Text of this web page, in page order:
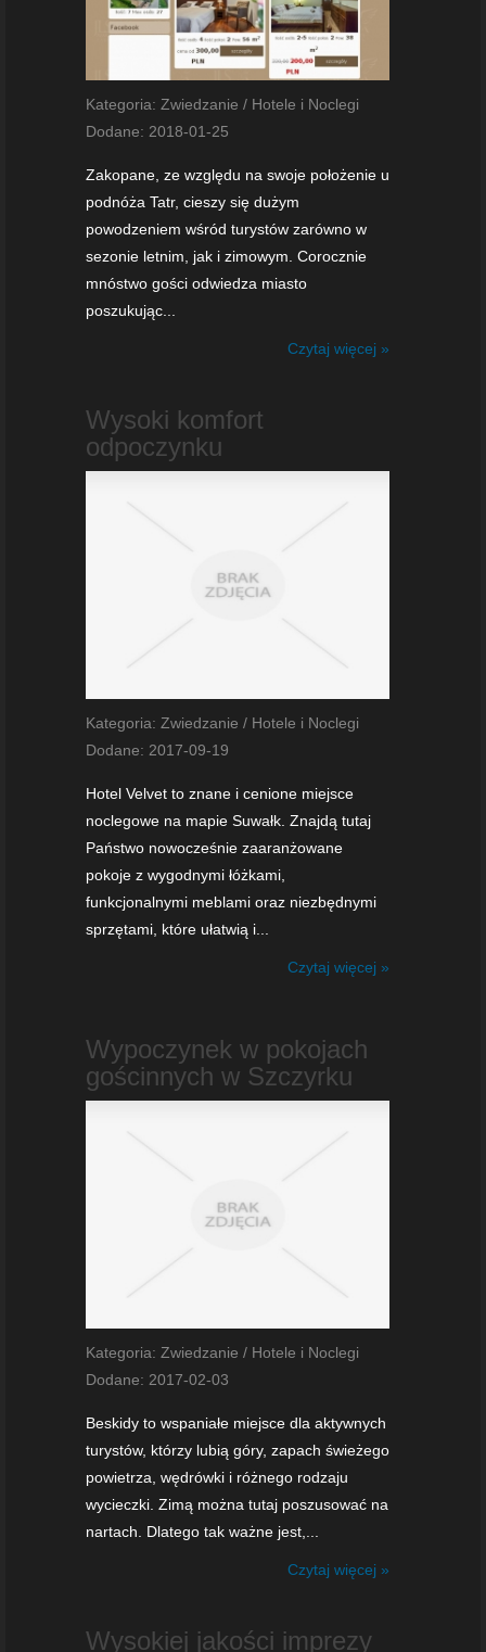
Kategoria: Zwiedzanie / Hotele i Noclegi
Dodane: 2018-01-25
Zakopane, ze względu na swoje położenie u
podnóża Tatr, cieszy się dużym
powodzeniem wśród turystów zarówno w
sezonie letnim, jak i zimowym. Corocznie
mnóstwo gości odwiedza miasto
poszukując...
Czytaj więcej »
Wysoki komfort
odpoczynku
Kategoria: Zwiedzanie / Hotele i Noclegi
Dodane: 2017-09-19
Hotel Velvet to znane i cenione miejsce
noclegowe na mapie Suwałk. Znajdą tutaj
Państwo nowocześnie zaaranżowane
pokoje z wygodnymi łóżkami,
funkcjonalnymi meblami oraz niezbędnymi
sprzętami, które ułatwią i...
Czytaj więcej »
Wypoczynek w pokojach
gościnnych w Szczyrku
Kategoria: Zwiedzanie / Hotele i Noclegi
Dodane: 2017-02-03
Beskidy to wspaniałe miejsce dla aktywnych
turystów, którzy lubią góry, zapach świeżego
powietrza, wędrówki i różnego rodzaju
wycieczki. Zimą można tutaj poszusować na
nartach. Dlatego tak ważne jest,...
Czytaj więcej »
Wysokiej jakości imprezy